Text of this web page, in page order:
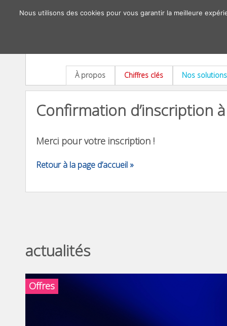
À propos Chiffres clés Nos solutions
Confirmation d’inscription
Merci pour votre inscription !
Retour à la page d’accueil »
actualités
Offres
Nous utilisons des cookies pour vous garantir la meilleure